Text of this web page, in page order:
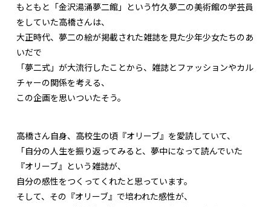
もともと「金沢湯涌夢二館」という竹久夢二の美術館の学芸員
をしていた高橋さんは、
大正時代、夢二の絵が掲載された雑誌を見た少年少女たちのあ
いだで
「夢二式」が大流行したことから、雑誌とファッションやカル
チャーの関係を考える、
この企画を思いついたそう。
高橋さん自身、高校生の頃『オリーブ』を愛読していて、
「自分の人生を振り返ってみると、夢中になって読んでいた
『オリーブ』という雑誌が、
自分の感性をつくってくれたと思っています。
そして、その『オリーブ』で培われた感性が、